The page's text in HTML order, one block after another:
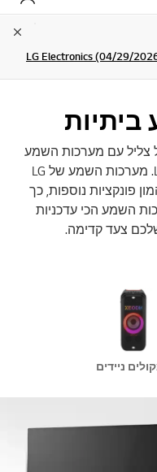
צליל עם מערכות השמע
הביתיות ומערכות הסטריאו של LG. מערכות השמע של LG
פונקציות נוספות, כך
השמע הכי עדכניות
צעד קדימה.
ניידים